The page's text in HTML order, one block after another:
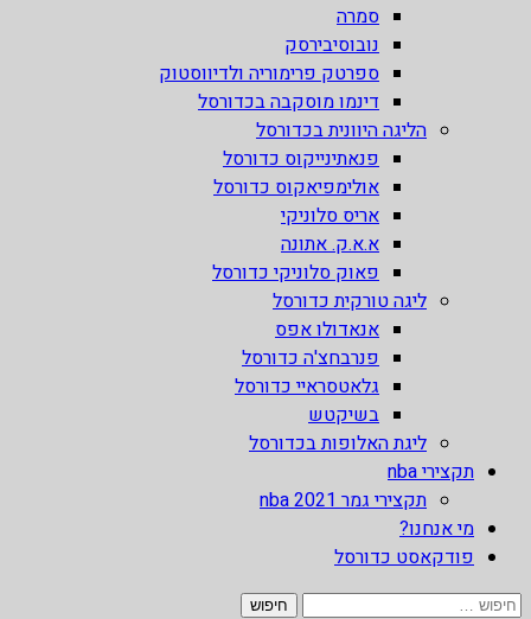
סמרה
נובוסיבירסק
ספרטק פרימוריה ולדיווסטוק
דינמו מוסקבה בכדורסל
הליגה היוונית בכדורסל
פנאתינייקוס כדורסל
אולימפיאקוס כדורסל
אריס סלוניקי
א.א.ק. אתונה
פאוק סלוניקי כדורסל
ליגה טורקית כדורסל
אנאדולו אפס
פנרבחצ'ה כדורסל
גלאטסראיי כדורסל
בשיקטש
ליגת האלופות בכדורסל
תקצירי nba
תקצירי גמר nba 2021
מי אנחנו?
פודקאסט כדורסל
חיפוש: